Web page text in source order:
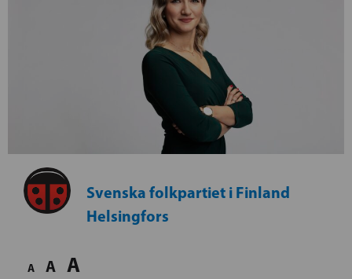
Svenska folkpartiet i Finland
Helsingfors
A A A